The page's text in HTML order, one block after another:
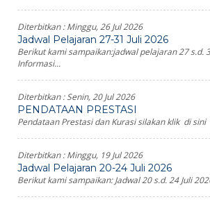
Diterbitkan :Minggu, 26 Jul 2026
Jadwal Pelajaran 27-31 Juli 2026
Berikut kami sampaikan:jadwal pelajaran 27 s.d.
Informasi...
Diterbitkan :Senin, 20 Jul 2026
PENDATAAN PRESTASI
Pendataan Prestasi dan Kurasi silakan klik di sini
Diterbitkan :Minggu, 19 Jul 2026
Jadwal Pelajaran 20-24 Juli 2026
Berikut kami sampaikan: Jadwal 20 s.d. 24 Juli